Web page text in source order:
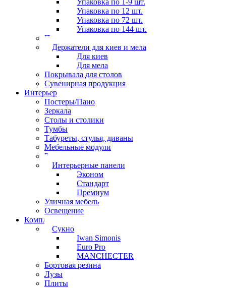
Упаковка по 12 шт.
Упаковка по 72 шт.
Упаковка по 144 шт.
Перчатки
Держатели для киев и мела
Для киев
Для мела
Покрывала для столов
Сувенирная продукция
Интерьер
Постеры/Пано
Зеркала
Столы и столики
Тумбы
Табуреты, стулья, диваны
Мебельные модули
Рамы под картины
Интерьерные панели
Эконом
Стандарт
Премиум
Уличная мебель
Освещение
Комплектующие
Сукно
Iwan Simonis
Euro Pro
MANCHECTER
Бортовая резина
Лузы
Плиты